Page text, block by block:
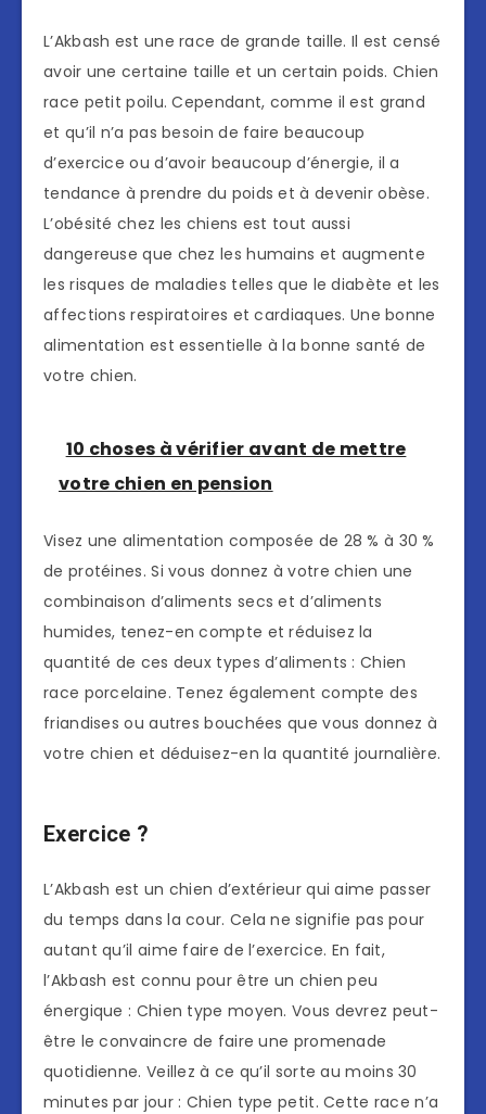
L’Akbash est une race de grande taille. Il est censé
avoir une certaine taille et un certain poids. Chien
race petit poilu. Cependant, comme il est grand
et qu’il n’a pas besoin de faire beaucoup
d’exercice ou d’avoir beaucoup d’énergie, il a
tendance à prendre du poids et à devenir obèse.
L’obésité chez les chiens est tout aussi
dangereuse que chez les humains et augmente
les risques de maladies telles que le diabète et les
affections respiratoires et cardiaques. Une bonne
alimentation est essentielle à la bonne santé de
votre chien.
10 choses à vérifier avant de mettre
votre chien en pension
Visez une alimentation composée de 28 % à 30 %
de protéines. Si vous donnez à votre chien une
combinaison d’aliments secs et d’aliments
humides, tenez-en compte et réduisez la
quantité de ces deux types d’aliments : Chien
race porcelaine. Tenez également compte des
friandises ou autres bouchées que vous donnez à
votre chien et déduisez-en la quantité journalière.
Exercice ?
L’Akbash est un chien d’extérieur qui aime passer
du temps dans la cour. Cela ne signifie pas pour
autant qu’il aime faire de l’exercice. En fait,
l’Akbash est connu pour être un chien peu
énergique : Chien type moyen. Vous devrez peut-
être le convaincre de faire une promenade
quotidienne. Veillez à ce qu’il sorte au moins 30
minutes par jour : Chien type petit. Cette race n’a